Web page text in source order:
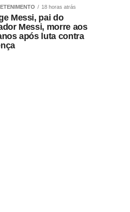
18 horas atrás
Messi, pai do
Messi, morre aos
após luta contra